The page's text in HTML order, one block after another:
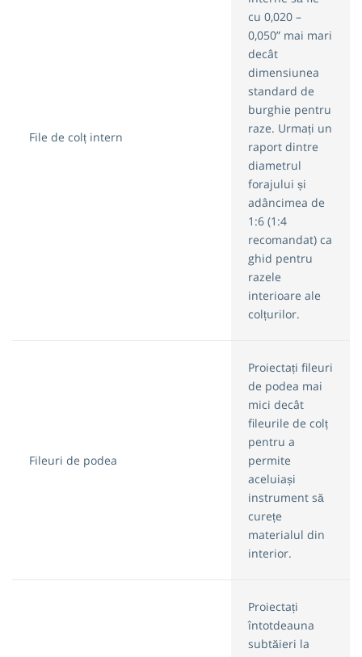
File de colț intern
cu 0,020 –
0,050” mai mari
decât
dimensiunea
standard de
burghie pentru
raze. Urmați un
raport dintre
diametrul
forajului și
adâncimea de
1:6 (1:4
recomandat) ca
ghid pentru
razele
interioare ale
colțurilor.
Fileuri de podea
Proiectați fileuri
de podea mai
mici decât
fileurile de colț
pentru a
permite
aceluiași
instrument să
curețe
materialul din
interior.
Proiectați
întotdeauna
subtăieri la